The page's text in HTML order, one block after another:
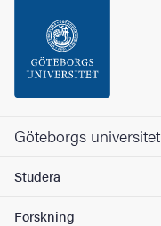
Sidfoten
Om webbplatsen
Göteborgs universitet
Studera
Forskning